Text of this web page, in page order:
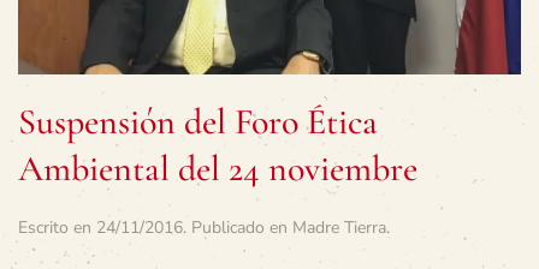
Suspensión del Foro Ética
Ambiental del 24 noviembre
Escrito en 24/11/2016. Publicado en Madre Tierra.